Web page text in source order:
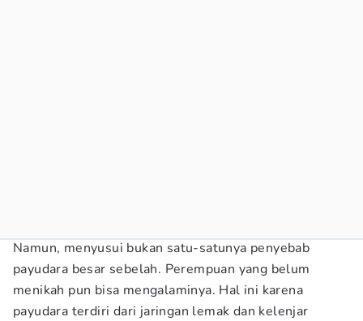
Namun, menyusui bukan satu-satunya penyebab
payudara besar sebelah. Perempuan yang belum
menikah pun bisa mengalaminya. Hal ini karena
payudara terdiri dari jaringan lemak dan kelenjar